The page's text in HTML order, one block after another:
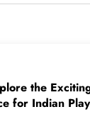
the
for Indian